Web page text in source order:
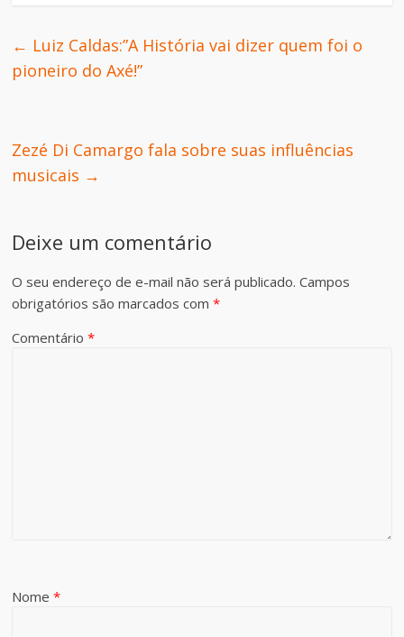
← Luiz Caldas:”A História vai dizer quem foi o
pioneiro do Axé!”
Zezé Di Camargo fala sobre suas influências
musicais →
Deixe um comentário
O seu endereço de e-mail não será publicado. Campos
obrigatórios são marcados com*
Comentário*
Nome*